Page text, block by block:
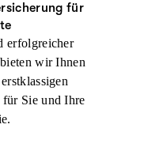
für
erfolgreicher
wir Ihnen
für Sie und Ihre